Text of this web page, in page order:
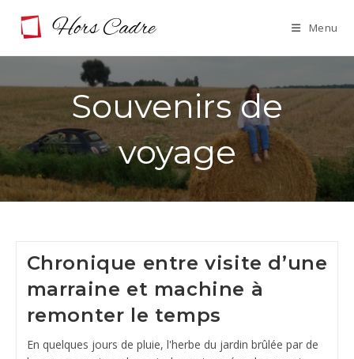
Menu
Souvenirs de
voyage
Chronique entre visite d’une
marraine et machine à
remonter le temps
En quelques jours de pluie, l'herbe du jardin brûlée par de